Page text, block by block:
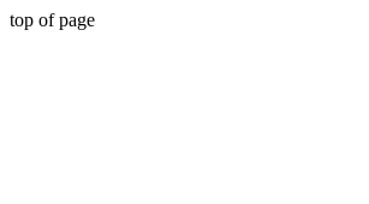
top of page